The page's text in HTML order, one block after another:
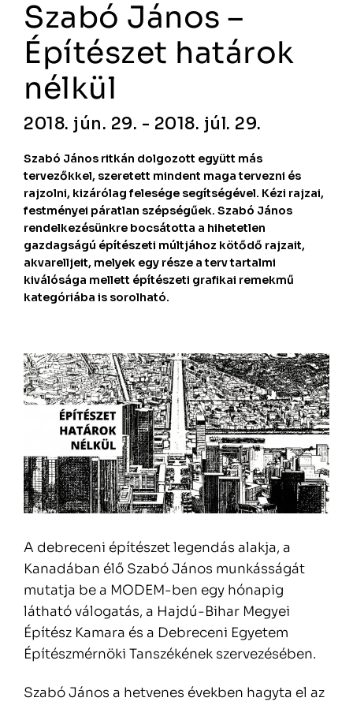
Szabó János –
Építészet határok
nélkül
2018. jún. 29. - 2018. júl. 29.
Szabó János ritkán dolgozott együtt más
tervezőkkel, szeretett mindent maga tervezni és
rajzolni, kizárólag felesége segítségével. Kézi rajzai,
festményei páratlan szépségűek. Szabó János
rendelkezésünkre bocsátotta a hihetetlen
gazdagságú építészeti múltjához kötődő rajzait,
akvarelljeit, melyek egy része a terv tartalmi
kiválósága mellett építészeti grafikai remekmű
kategóriába is sorolható.
A debreceni építészet legendás alakja, a
Kanadában élő Szabó János munkásságát
mutatja be a MODEM-ben egy hónapig
látható válogatás, a Hajdú-Bihar Megyei
Építész Kamara és a Debreceni Egyetem
Építészmérnöki Tanszékének szervezésében.
Szabó János a hetvenes években hagyta el az